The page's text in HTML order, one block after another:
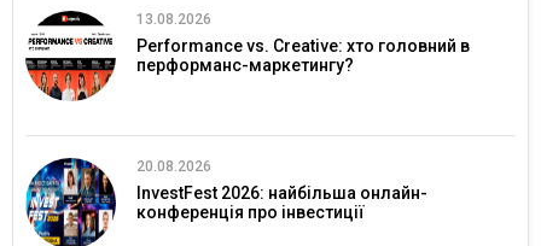
13.08.2026
Performance vs. Creative: хто головний в
перформанс-маркетингу?
20.08.2026
InvestFest 2026: найбільша онлайн-
конференція про інвестиції